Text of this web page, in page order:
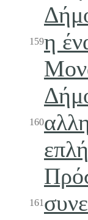
159η
160
161